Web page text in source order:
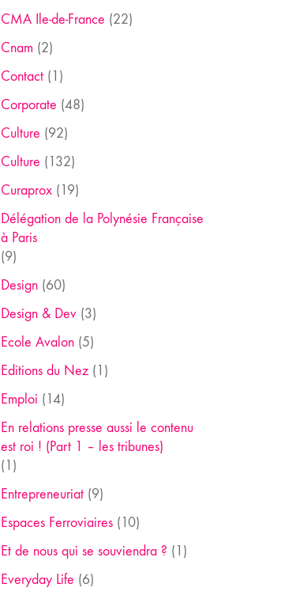
CMA Ile-de-France (22)
Cnam (2)
Contact(1)
Corporate (48)
Culture (92)
Culture (132)
Curaprox(19)
Délégation de la Polynésie Française
à Paris
(9)
Design(60)
Design & Dev(3)
Ecole Avalon(5)
Editions du Nez(1)
Emploi (14)
En relations presse aussi le contenu
est roi ! (Part 1 – les tribunes)
(1)
Entrepreneuriat(9)
Espaces Ferroviaires(10)
Et de nous qui se souviendra ? (1)
Everyday Life (6)